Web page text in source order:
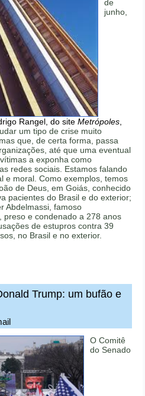
de
junho,
Rangel, do siteMetrópoles
um tipo de crise muito
que, de certa forma, passa
até que uma eventual
a exponha como
redes sociais. Estamos falando
e moral. Como exemplos, temos
de Deus, em Goiás, conhecido
pacientes do Brasil e do exterior;
Abdelmassi, famoso
preso e condenado a 278 anos
de estupros contra 39
no Brasil e no exterior.
Trump: um bufão e
O Comitê
do Senado